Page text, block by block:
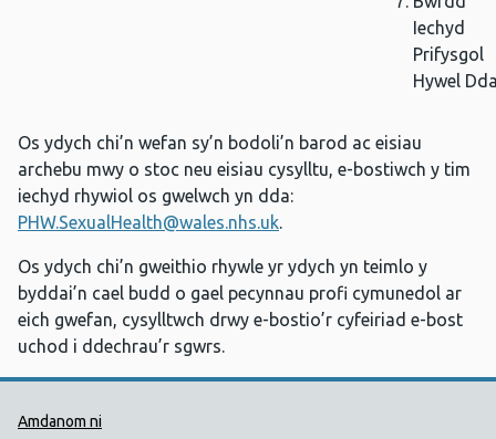
Iechyd
Prifysgol
Hywel
Os ydych chi’n wefan sy’n bodoli’n barod ac eisiau
archebu mwy o stoc neu eisiau cysylltu, e-bostiwch y tim
iechyd rhywiol os gwelwch yn dda:
PHW.SexualHealth@wales.nhs.uk.
Os ydych chi’n gweithio rhywle yr ydych yn teimlo y
byddai’n cael budd o gael pecynnau profi cymunedol ar
eich gwefan, cysylltwch drwy e-bostio’r cyfeiriad e-bost
uchod i ddechrau’r sgwrs.
Dolenni Cymorth Iechyd
Amdanom ni